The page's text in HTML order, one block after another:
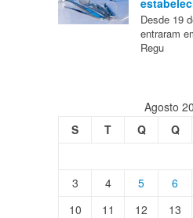
Desde 19
entraram
Regu
Agosto
S
T Q Q
3
4 5 6
10
11 12 13